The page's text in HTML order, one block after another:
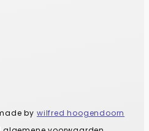
by wilfred hoogendoorn